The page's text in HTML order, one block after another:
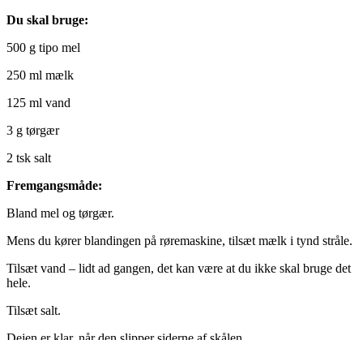
Du skal bruge:
500 g tipo mel
250 ml mælk
125 ml vand
3 g tørgær
2 tsk salt
Fremgangsmåde:
Bland mel og tørgær.
Mens du kører blandingen på røremaskine, tilsæt mælk i tynd stråle.
Tilsæt vand – lidt ad gangen, det kan være at du ikke skal bruge det
hele.
Tilsæt salt.